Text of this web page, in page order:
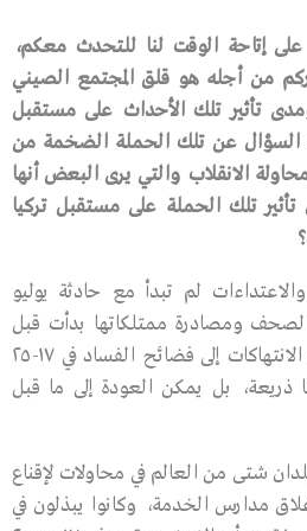
على إتاحة الوقت لنا للتحدث معكم،
من أجله هو قلق المجتمع الصيني
تأثير تلك الأحداث على مستقبل
السؤال عن تلك الحملة الضخمة من
الانقلاب والتي يرى البعض أنها
تأثير تلك الحملة على مستقبل تركيا
لم تبدأ مع حادثة يوليو
الصحف ومصادرة ممتلكاتها بدأت قبل
ذلك. يمكن أن تَرجعوا بتلك الانتهاكات إلى فضائح الفساد في ١٧-٢٥
اتخذوها ذريعة، بل يمكن العودة إلى ما قبل
شتى من العالم في محاولات لإقناع
مدارس الخدمة، وكانوا يبذلون في